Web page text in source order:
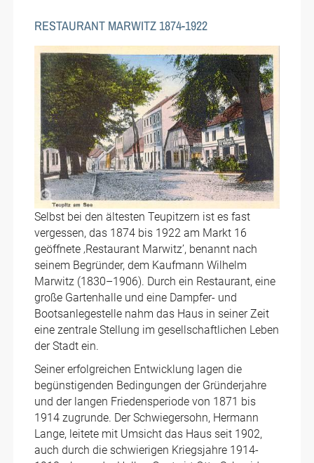
RESTAURANT MARWITZ 1874-1922
Selbst bei den ältesten Teupitzern ist es fast
vergessen, das 1874 bis 1922 am Markt 16
geöffnete ‚Restaurant Marwitz’, benannt nach
seinem Begründer, dem Kaufmann Wilhelm
Marwitz (1830–1906). Durch ein Restaurant, eine
große Gartenhalle und eine Dampfer- und
Bootsanlegestelle nahm das Haus in seiner Zeit
eine zentrale Stellung im gesellschaftlichen Leben
der Stadt ein.
Seiner erfolgreichen Entwicklung lagen die
begünstigenden Bedingungen der Gründerjahre
und der langen Friedensperiode von 1871 bis
1914 zugrunde. Der Schwiegersohn, Hermann
Lange, leitete mit Umsicht das Haus seit 1902,
auch durch die schwierigen Kriegsjahre 1914-